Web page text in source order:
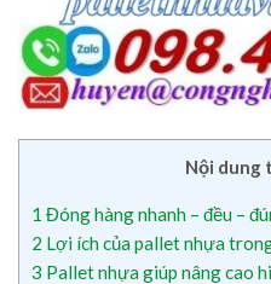
Nội dung
1 Đóng hàng nhanh – đều –
2 Lợi ích của pallet nhựa
3 Pallet nhựa giúp nâng cao